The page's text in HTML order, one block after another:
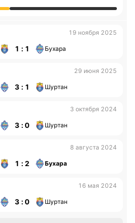
19 ноября 2025
1 : 1 Бухара
29 июня 2025
3 : 1 Шуртан
3 октября 2024
3 : 0 Шуртан
8 августа 2024
1 : 2 Бухара
16 мая 2024
3 : 0 Шуртан